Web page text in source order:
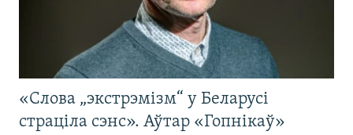
«Слова „экстрэмізм“ у Беларусі
страціла сэнс». Аўтар «Гопнікаў»